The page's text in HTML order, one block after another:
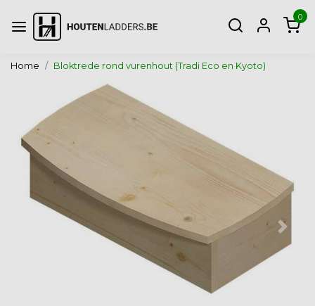
0
Home Bloktrede rond vurenhout (Tradi Eco en Kyoto)